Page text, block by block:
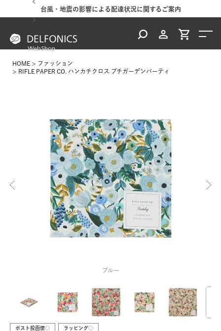
台風・地震の影響による配達状況に関するご案内
HOME
ファッション
RIFLE PAPER CO. ハンカチクロス プチガーデンパーティ
ブルー
ポスト投函便○ ラッピング○